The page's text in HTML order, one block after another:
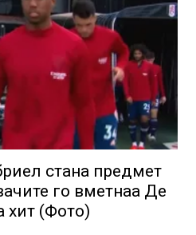
стана предмет
го вметнаа Де
хит (Фото)